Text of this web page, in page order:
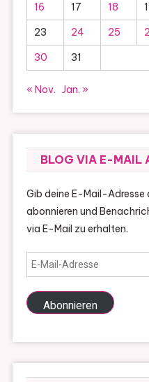
16
17 18
23
24 25
30
31
« Nov. Jan. »
BLOG VIA E-MAIL
Gib deine E-Mail-Adresse
abonnieren und
via E-Mail zu erhalten.
E-
Mail-
Adresse
Abonnieren